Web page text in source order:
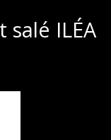
salé ILÉA